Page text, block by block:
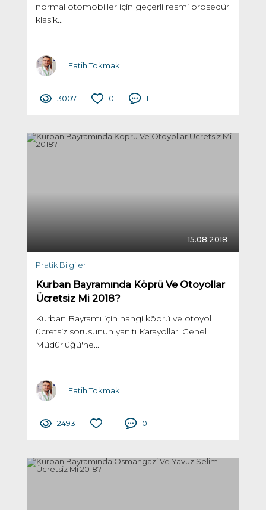
normal otomobiller için geçerli resmi prosedür
klasik...
Fatih Tokmak
3007 0 1
15.08.2018
Pratik Bilgiler
Kurban Bayramında Köprü Ve Otoyollar
Ücretsiz Mi 2018?
Kurban Bayramı için hangi köprü ve otoyol
ücretsiz sorusunun yanıtı Karayolları Genel
Müdürlüğü'ne...
Fatih Tokmak
2493 1 0